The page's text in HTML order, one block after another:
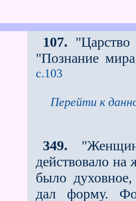
107. "Царство
"Познание
с.103
Перейти к
349.
действовало
было
дал форму.